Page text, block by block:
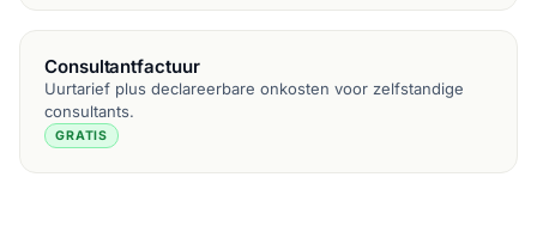
Consultantfactuur
Uurtarief plus declareerbare onkosten voor zelfstandige
consultants.
GRATIS